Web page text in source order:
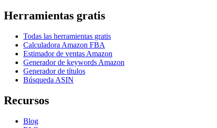
Herramientas gratis
Todas las herramientas gratis
Calculadora Amazon FBA
Estimador de ventas Amazon
Generador de keywords Amazon
Generador de títulos
Búsqueda ASIN
Recursos
Blog